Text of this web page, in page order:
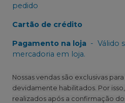
pedido
Cartão de crédito
Pagamento na loja - Válido
mercadoria em loja.
Nossas vendas são exclusivas
devidamente habilitados. Por
realizados após a confirmação